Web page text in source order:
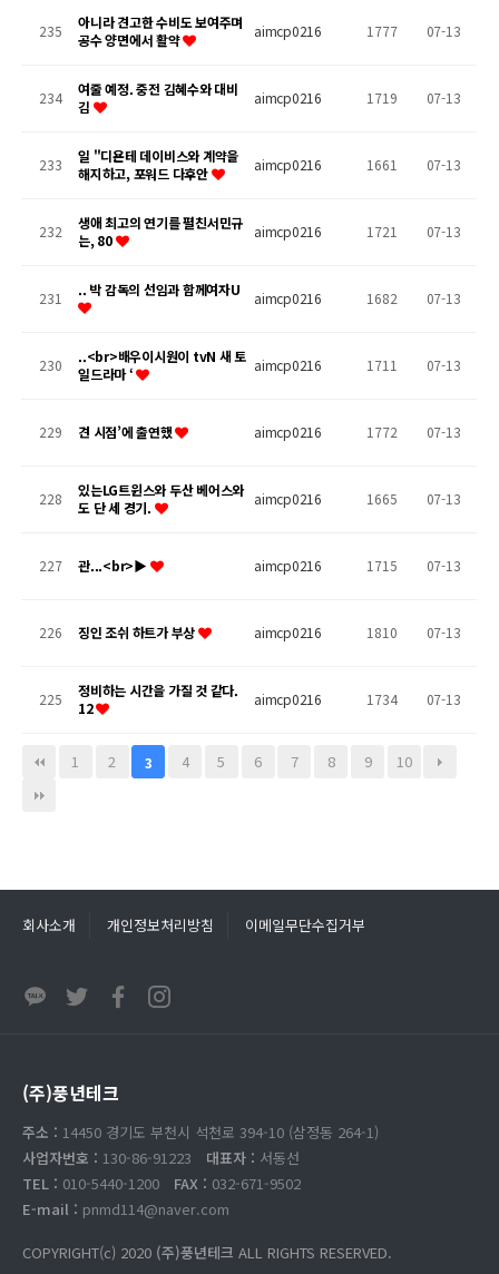
235
아니라 견고한 수비도 보여주며
공수 양면에서 활약
aimcp0216 1777 07-13
234
여줄 예정. 중전 김혜수와 대비
김
aimcp0216 1719 07-13
233
일 "디욘테 데이비스와 계약을
해지하고, 포워드 다후안
aimcp0216 1661 07-13
232
생애 최고의 연기를 펼친서민규
는, 80
aimcp0216 1721 07-13
231 .. 박 감독의 선임과 함께여자U aimcp0216 1682 07-13
230
..<br>배우이시원이 tvN 새 토
일드라마 ‘
aimcp0216 1711 07-13
229 견 시점’에 출연했 aimcp0216 1772 07-13
228
있는LG트윈스와 두산 베어스와
도 단 세 경기.
aimcp0216 1665 07-13
227 관...<br>▶ aimcp0216 1715 07-13
226 징인 조쉬 하트가 부상 aimcp0216 1810 07-13
225
정비하는 시간을 가질 것 같다.
12
aimcp0216 1734 07-13
1 2 3 4 5 6 7 8 9 10
회사소개 개인정보처리방침 이메일무단수집거부
(주)풍년테크
주소 : 14450 경기도 부천시 석천로 394-10 (삼정동 264-1)
사업자번호 : 130-86-91223 대표자 : 서동선
TEL : 010-5440-1200 FAX : 032-671-9502
E-mail : pnmd114@naver.com
COPYRIGHT(c) 2020 (주)풍년테크 ALL RIGHTS RESERVED.